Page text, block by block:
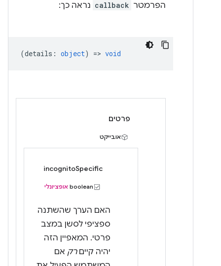
הפרמטר callback נראה כך:
(details : object) => void
פרטים
אובייקט
incognitoSpecific
boolean אופציונלי
האם הערך שהשתנה
ספציפי לסשן במצב
פרטי. המאפיין הזה
יהיה קייםרק אם